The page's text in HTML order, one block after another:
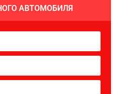
АВТОМОБИЛЯ